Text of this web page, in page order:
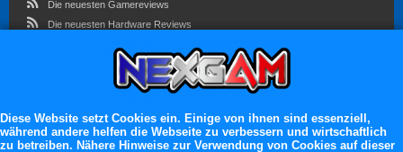
Die neuesten Gamereviews
Die neuesten Hardware Reviews
Im Forum sind zur Zeit 3023 Benutzer online
Es erwarten dich:
Diese Website setzt Cookies ein. Einige von ihnen sind essenziell,
während andere helfen die Webseite zu verbessern und wirtschaftlich
zu betreiben. Nähere Hinweise zur Verwendung von Cookies auf dieser